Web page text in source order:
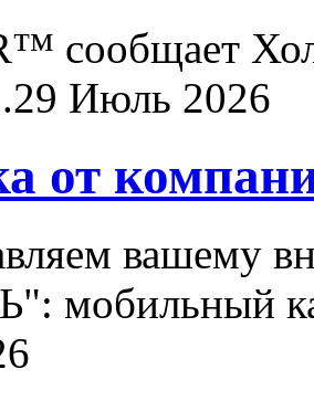
сообщает
29 Июль 2026
от
вашему
мобильный